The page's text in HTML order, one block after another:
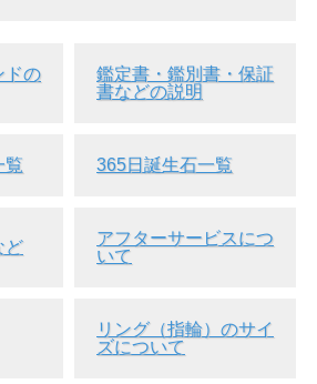
ドの
鑑定書・鑑別書・保証
書などの説明
覧 365日誕生石一覧
ど
アフターサービスにつ
いて
リング（指輪）のサイ
ズについて